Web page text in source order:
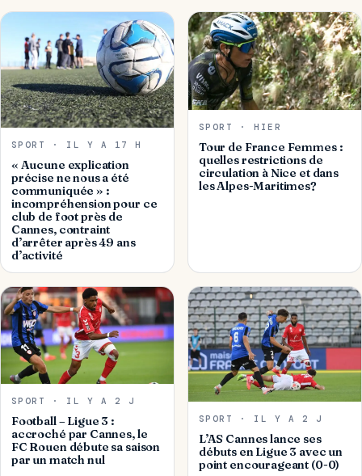
SPORT · IL Y A 17 H
« Aucune explication
précise ne nous a été
communiquée » :
incompréhension pour ce
club de foot près de
Cannes, contraint
d’arrêter après 49 ans
d’activité
SPORT · HIER
Tour de France Femmes :
quelles restrictions de
circulation à Nice et dans
les Alpes-Maritimes?
SPORT · IL Y A 2 J
Football – Ligue 3 :
accroché par Cannes, le
FC Rouen débute sa saison
par un match nul
SPORT · IL Y A 2 J
L’AS Cannes lance ses
débuts en Ligue 3 avec un
point encourageant (0-0)